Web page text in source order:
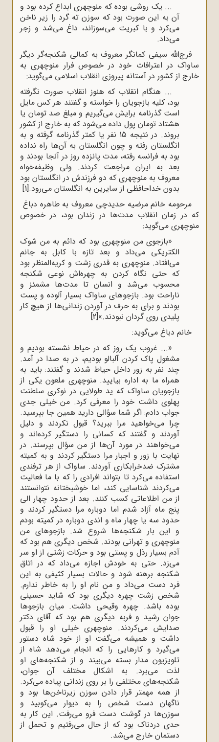
... یک روشی بوده که منوچهری ابداع کرده بود و
آن به این صورت بود که سوزن ته گرد را زیر ناخن
می‌کرد و با کبریت می‌سوزاند، داغ می‌شد و زجر
می‌داد.
فرج‌الله سیفی کمانگر معروف به کمالی شکنجه‌گر دیگر
ساواک در اعترافات خود در خصوص فرار منوچهری به
خارج از کشور در آستانه پیروزی انقلاب اسلامی می‌گوید:
... هنگام انقلاب که هنوز انقلاب صورت نگرفته
بود، کلیه بازجویان را خواسته و گفتند هر کس مایل
است گذرنامه برایش می‌گیریم و مبلغ صد تومان یا
هشتاد تومان پول داده می‌شود که به خارج از کشور
بروند. در نتیجه 15 نفر یا کمتر گذرنامه گرفته و به
انگلستان رفته و چون انگلستان به آن‌ها راه نداده
بود به فرانسه رفته، مدت پانزده روز در آنجا بودند و
بعد به ایران مراجعت کردند. ولی وظیفه‌خواه
معروف به منوچهری که دو فرزندش در انگلستان بود
بدون خداحافظی از سایرین به انگلستان می‌رود.[1]
مرحومه خانم مرضیه حدیدچی معروف به طاهره دباغ
که در زمان انقلاب مدت‌ها در زندان بود، در خصوص
منوچهری می‌گوید:
«بازجوی من منوچهری بود که دائم به من شوک
الکتریکی می‌داد و بعد تازه با کابل به جانم
می‌افتاد. منوچهری به ‌قدری زشت و کریه‌المنظر بود
که حتی نگاه کردن به چهره‌اش نوعی شکنجه
محسوب می‌شد و انسان تا مدت‌ها مشمئز و
ناراحت بود. بازجوهای ساواک بسیار آلوده و پست
بودند و برای به حرف در آوردن زندانی‌ها از هیچ کار
پلیدی روی گردان نبودند.»[2]
خانم دباغ می‌گوید:
«... غروب یک روز که در حیاط نشسته بودیم و
مشغول پاک کردن آلبالو بودیم، در به صدا در آمد.
چند نفر به زور داخل حیاط شدند و گفتند: باید به
همراه ما به اداره بیایید. منوچهری ملعون یکی از
بازجویان ساواک که ید طولایی در نوکری سلطنت
پهلوی داشت خود را معرفی کرد. من خیلی جدی
جواب دادم: اگر شما سؤالی دارید همین جا بپرسید.
چرا می‌خواهید مرا ببرید؟ قبول نکردند و دلیل
آوردند و گفتند که کسانی را دستگیر کرده‌اند و
می‌خواهند در مورد آن‌ها از من سؤال بپرسند. در
نهایت با زور و اجبار مرا دستگیر کردند و به کمیته
مشترک ضدخرابکاری آوردند. ساواک از هر ترفندی
استفاده می‌کرد تا بتواند افرادی را که با ما فعالیت
می‌کردند شناسایی کند، اما خوشبختانه نتوانستند
از من اطلاعاتی کسب کنند. بعد از حدود چهار الی
پنج ماه آزاد شدم اما دوباره مرا دستگیر کردند و
حدود سه یا چهار ماه و اندی دوباره در کمیته بودم
و این بار شکنجه‌ها شروع شد. بازجوهای من
منوچهری و تهرانی بودند. شخص دیگری هم بود که
آدم بسیار رذل و پستی بود و حرکات زشتی از او سر
می‌زد. حتی به خودش اجازه می‌داد که در اتاق
شکنجه برهنه شود و حالات بسیار کثیفی به این
فرد دست می‌داد و من نام او را به خاطر ندارم.
شخص زشت چهره دیگری بود که شاید حسینی
بوده باشد. چهره وقیحی داشت. میان بازجوها
جوان رشید و فربه دیگری هم بود که آقای دکتر
صدایش می‌کردند. منوچهری خیلی او را قبول
داشت و همیشه می‌گفت او از خود شاه دستور
می‌گیرد و کارهایی را که انجام می‌دهد شاه از
تلویزیون مدار بسته می‌بیند و از شکنجه‌های او
لذت می‌برد. به اشکال مختلف آن جوان،
شکنجه‌های مختلفی را بر روی زندانی پیاده می‌کرد.
از همه مهمتر قرار دادن سوزن زیرناخن‌ها بود و
ناگهان دست شخص را به دیوار می‌کوبید و
سوزن‌ها در گوشت دست فرو می‌رفت. این کار به
حدی دردناک بود که از حال می‌رفتیم و تحمل از
دستمان خارج می‌شد.